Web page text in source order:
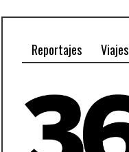
Reportajes Viajes